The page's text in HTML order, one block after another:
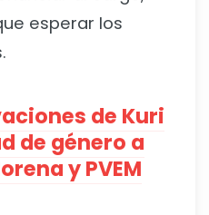
esperar los
de Kuri
de género a
y PVEM